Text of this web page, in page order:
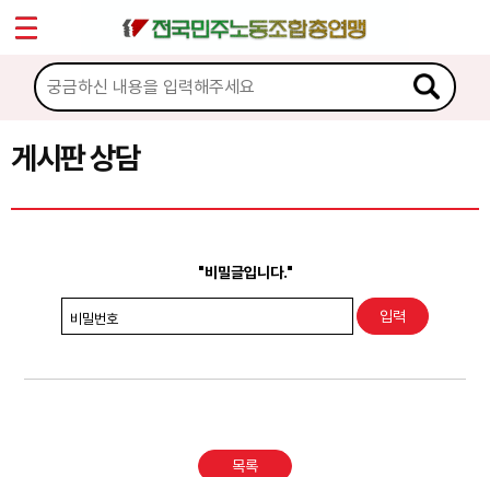
게시판 상담
"비밀글입니다."
비밀번호
목록
마이페이지
소개
소식
노동상담
권리찾기수첩 검색
찾아보기
Sketchbook5, 스케치북5
Sketchbook5, 스케치북5